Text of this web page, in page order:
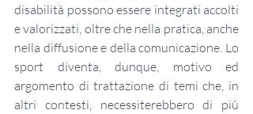
disabilità possono essere integrati accolti
e valorizzati, oltre che nella pratica, anche
nella diffusione e della comunicazione. Lo
sport diventa, dunque, motivo ed
argomento di trattazione di temi che, in
altri contesti, necessiterebbero di più